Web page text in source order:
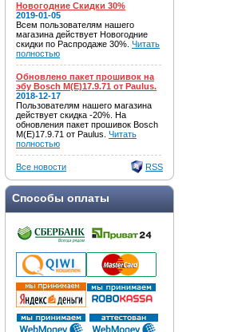
Новогодние Скидки 30%
2019-01-05
Всем пользователям нашего
магазина действует Новогодние
скидки по Распродаже 30%. Читать
полностью
Обновлено пакет прошивок на
эбу Bosch M(E)17.9.71 от Paulus.
2018-12-17
Пользователям нашего магазина
действует скидка -20%. На
обновления пакет прошивок Bosch
M(E)17.9.71 от Paulus. Читать
полностью
Все новости RSS
Способы оплаты